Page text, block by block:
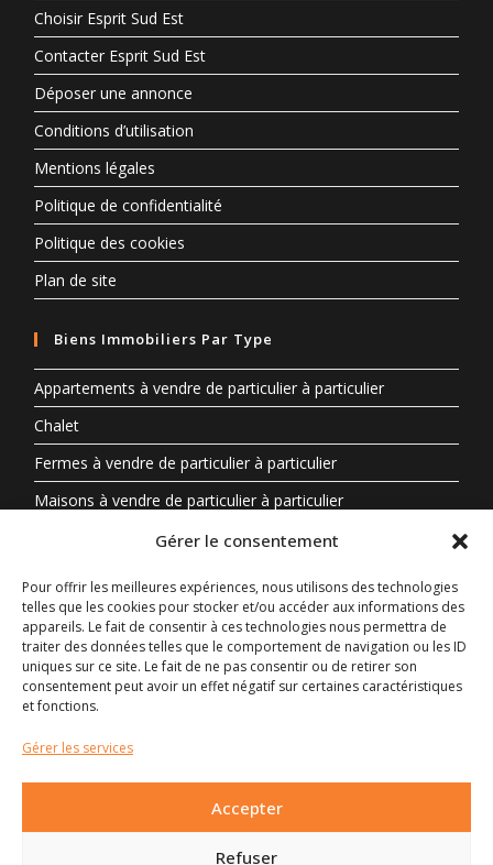
Gérer le consentement
Pour offrir les meilleures expériences, nous utilisons des technologies
telles que les cookies pour stocker et/ou accéder aux informations des
appareils. Le fait de consentir à ces technologies nous permettra de
traiter des données telles que le comportement de navigation ou les ID
uniques sur ce site. Le fait de ne pas consentir ou de retirer son
consentement peut avoir un effet négatif sur certaines caractéristiques
et fonctions.
Gérer les services
Accepter
Refuser
Choisir Esprit Sud Est
Contacter Esprit Sud Est
Déposer une annonce
Conditions d’utilisation
Mentions légales
Politique de confidentialité
Politique des cookies
Plan de site
Biens Immobiliers Par Type
Appartements à vendre de particulier à particulier
Chalet
Fermes à vendre de particulier à particulier
Maisons à vendre de particulier à particulier
Propriété à vendre en Auvergne-Rhône-Alpes entre
Biens Immobiliers Par Région
Auvergne-Rhône-Alpes
Centre-Val de Loire
Nouvelle-Aquitaine
Occitanie
Provence-Alpes-Côte d’Azur